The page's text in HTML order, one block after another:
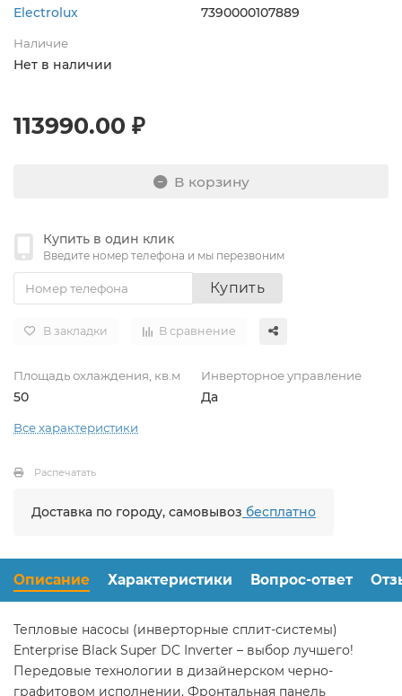
Electrolux 7390000107889
Наличие
Нет в наличии
113990.00 ₽
В корзину
Купить в один клик
Введите номер телефона и мы перезвоним
Купить
В закладки В сравнение
Площадь охлаждения, кв.м
50
Инверторное управление
Да
Все характеристики
Распечатать
Доставка по городу, самовывоз бесплатно
Описание Характеристики Вопрос-ответ
Тепловые насосы (инверторные сплит-системы)
Enterprise Black Super DC Inverter – выбор лучшего!
Передовые технологии в дизайнерском черно-
графитовом исполнении. Фронтальная панель